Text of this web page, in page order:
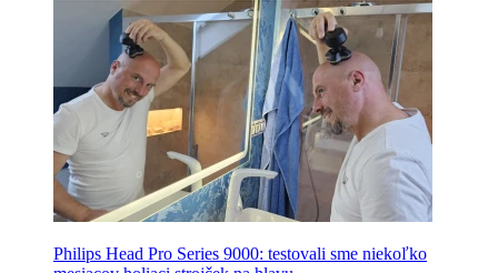
Philips Head Pro Series 9000: testovali sme niekoľko